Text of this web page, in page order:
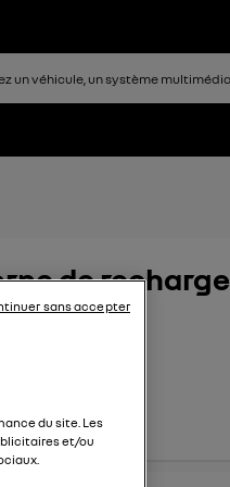
de recharge
domicile ?
du site. Les
et/ou
sans accepter